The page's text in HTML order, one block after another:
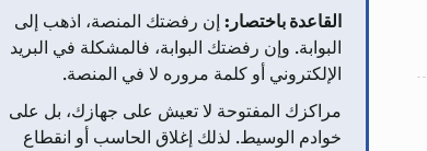
القاعدة باختصار:إن رفضتك المنصة، اذهب إلى
البوابة. وإن رفضتك البوابة، فالمشكلة في البريد
الإلكتروني أو كلمة مروره لا في المنصة.
مراكزك المفتوحة لا تعيش على جهازك، بل على
خوادم الوسيط. لذلك إغلاق الحاسب أو انقطاع